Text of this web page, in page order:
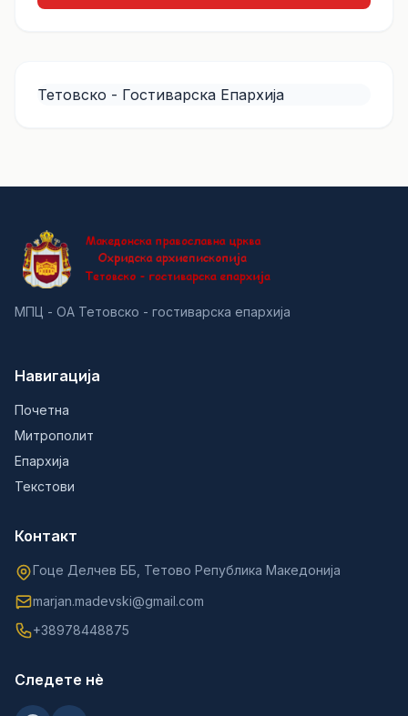
Тетовско - Гостиварска Епархија
МПЦ - ОА Тетовско - гостиварска епархија
Навигација
Почетна
Митрополит
Епархија
Текстови
Контакт
Гоце Делчев ББ, Тетово Република Македонија
marjan.madevski@gmail.com
+38978448875
Следете нè